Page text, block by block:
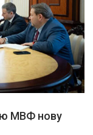
МВФ нову